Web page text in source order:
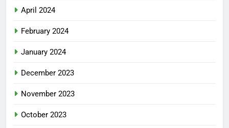
April 2024
February 2024
January 2024
December 2023
November 2023
October 2023